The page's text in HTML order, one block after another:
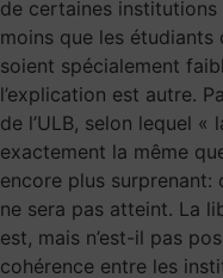
de certaines institutions
moins que les étudiants
soient spécialement
l’explication est autre.
de l’ULB, selon lequel
exactement la même
encore plus surprenant:
ne sera pas atteint. La
est, mais n’est-il pas
cohérence entre les